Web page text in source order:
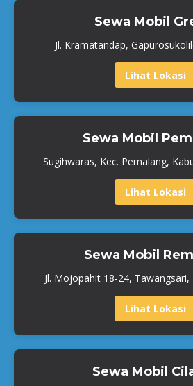
Sewa Mobil
Jl. Kramatandap,
Lihat Lokasi
Sewa Mobil
Sugihwaras, Kec. Pemalang,
Lihat Lokasi
Sewa Mobil
Jl. Mojopahit 18-24,
Lihat Lokasi
Sewa Mobil